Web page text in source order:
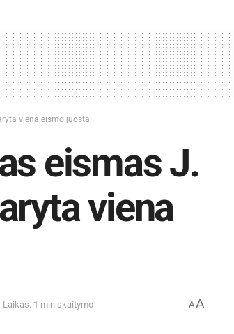
viena eismo juosta
eismas J.
viena
Laikas: 1 min skaitymo AA